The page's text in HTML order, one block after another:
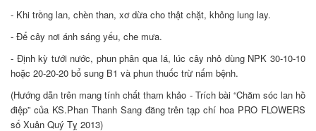
- Khi trồng lan, chèn than, xơ dừa cho thật chặt, không lung lay.
- Để cây nơi ánh sáng yếu, che mưa.
- Định kỳ tưới nước, phun phân qua lá, lúc cây nhỏ dùng NPK 30-10-10
hoặc 20-20-20 bổ sung B1 và phun thuốc trừ nấm bệnh.
(Hướng dẫn trên mang tính chất tham khảo - Trích bài “Chăm sóc lan hồ
điệp” của KS.Phan Thanh Sang đăng trên tạp chí hoa PRO FLOWERS
số Xuân Quý Tỵ 2013)